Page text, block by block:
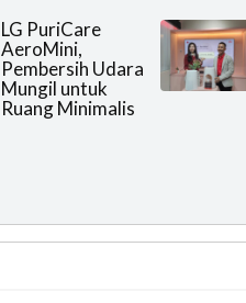
LG PuriCare
AeroMini,
Pembersih Udara
Mungil untuk
Ruang Minimalis